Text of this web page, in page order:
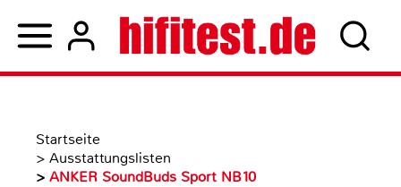
Startseite
> Ausstattungslisten
> ANKER SoundBuds Sport NB10